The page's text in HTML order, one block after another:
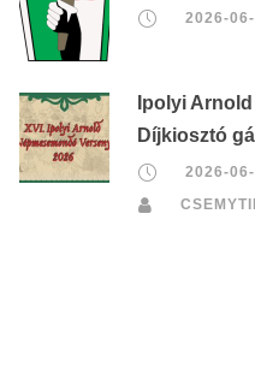
2026-
Ipolyi
Díjkiosztó
2026-